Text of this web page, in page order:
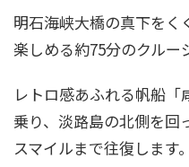
明石海峡大橋の真下をく
楽しめる約75分のクルー
レトロ感あふれる帆船
乗り、淡路島の北側を回
スマイルまで往復します。